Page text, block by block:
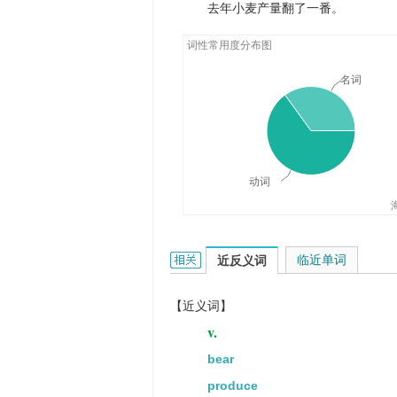
去年小麦产量翻了一番。
词性常用度分布图
动词
名词
yield的相关资料：
近反义词
【近义词】
v.
bear
produce
临近单词